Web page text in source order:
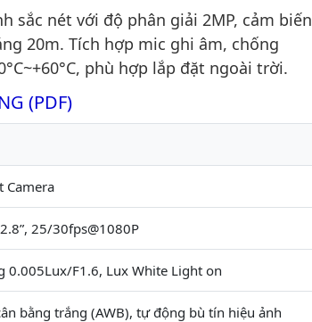
sắc nét với độ phân giải 2MP, cảm biến
20m. Tích hợp mic ghi âm, chống
phù hợp lắp đặt ngoài trời.
(PDF)
Camera
25/30fps@1080P
0.005Lux/F1.6, Lux White Light on
bằng trắng (AWB), tự động bù tín hiệu ảnh